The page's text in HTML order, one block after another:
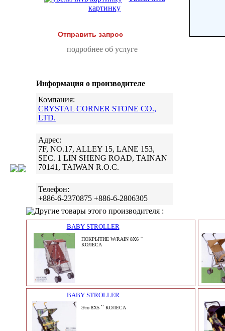
картинку
Отправить запрос
подробнее об услуге
Информация о производителе
Компания:
CRYSTAL CORNER STONE CO.,
LTD.
Адрес:
7F, NO.17, ALLEY 15, LANE 153,
SEC. 1 LIN SHENG ROAD, TAINAN
70141, TAIWAN R.O.C.
Телефон:
+886-6-2370875 +886-6-2806305
Другие товары этого производителя :
BABY STROLLER
ПОКРЫТИЕ W/RAIN 8X6 ``
КОЛЕСА
BABY STROLLER
Это 8X5 `` КОЛЕСА